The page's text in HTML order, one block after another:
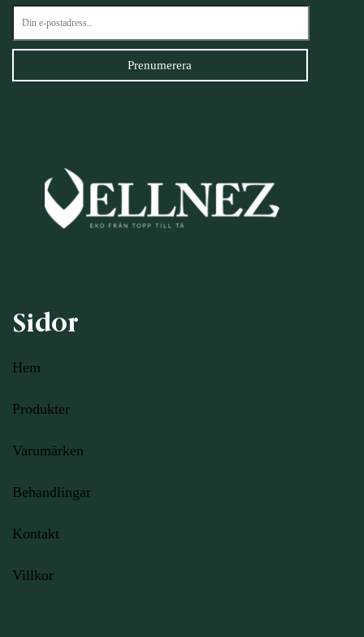
Sidor
Hem
Produkter
Varumärken
Behandlingar
Kontakt
Villkor